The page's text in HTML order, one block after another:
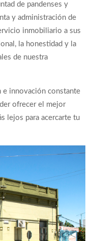
de pandenses y
y administración de
inmobiliario a sus
la honestidad y la
de nuestra
e innovación constante
ofrecer el mejor
lejos para acercarte tu